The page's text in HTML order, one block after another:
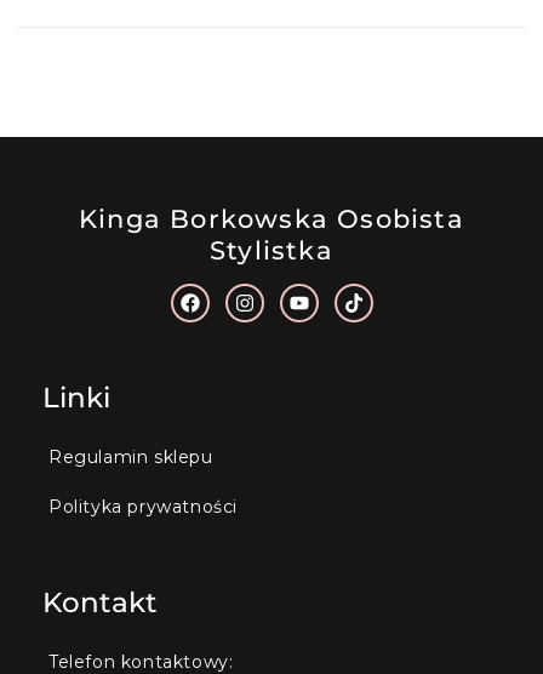
Kinga Borkowska Osobista
Stylistka
Linki
Regulamin sklepu
Polityka prywatności
Kontakt
Telefon kontaktowy: